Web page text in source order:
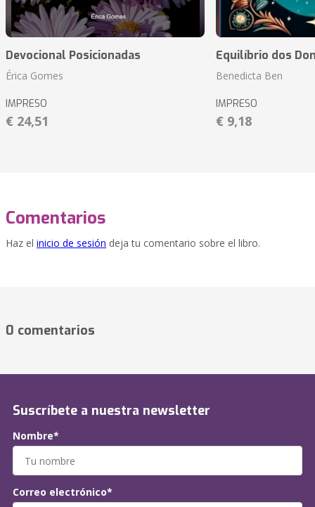
Devocional Posicionadas
Érica Gomes
IMPRESO
€ 24,51
Equilíbrio dos
Benedicta Ben
IMPRESO
€ 9,18
Comentarios
Haz el inicio de sesión deja tu comentario sobre el libro.
0 comentarios
Suscríbete a nuestra newsletter
Nombre*
Correo electrónico*